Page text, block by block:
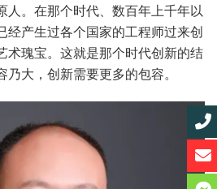
人。在那个时代、数百年上千年以
经产生过各个国家的工程师过来创
术瑰宝。这就是那个时代创新的结
大，创新需要更多的包容。